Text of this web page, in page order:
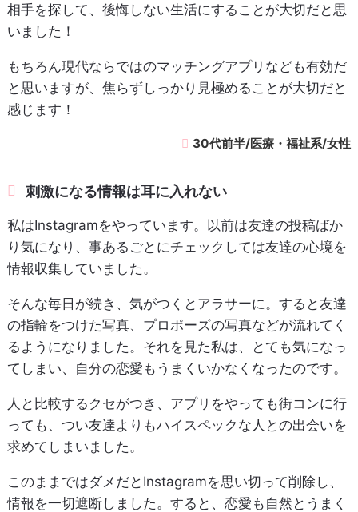
相手を探して、後悔しない生活にすることが大切だと思
いました！
もちろん現代ならではのマッチングアプリなども有効だ
と思いますが、焦らずしっかり見極めることが大切だと
感じます！
30代前半/医療・福祉系/女性
刺激になる情報は耳に入れない
私はInstagramをやっています。以前は友達の投稿ばか
り気になり、事あるごとにチェックしては友達の心境を
情報収集していました。
そんな毎日が続き、気がつくとアラサーに。すると友達
の指輪をつけた写真、プロポーズの写真などが流れてく
るようになりました。それを見た私は、とても気になっ
てしまい、自分の恋愛もうまくいかなくなったのです。
人と比較するクセがつき、アプリをやっても街コンに行
っても、つい友達よりもハイスペックな人との出会いを
求めてしまいました。
このままではダメだとInstagramを思い切って削除し、
情報を一切遮断しました。すると、恋愛も自然とうまく